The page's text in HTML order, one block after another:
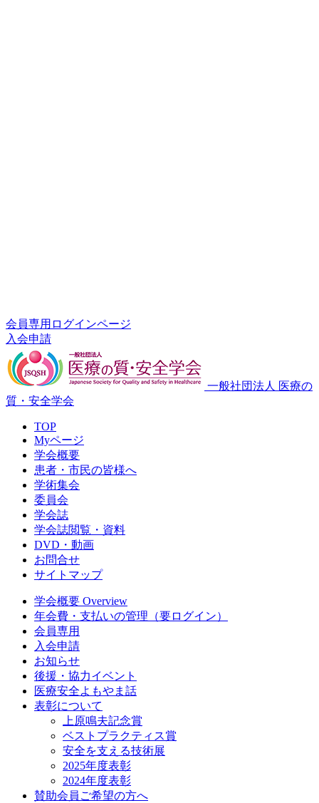
会員専用ログインページ
入会申請
一般社団法人 医療の
質・安全学会
TOP
Myページ
学会概要
患者・市民の皆様へ
学術集会
委員会
学会誌
学会誌閲覧・資料
DVD・動画
お問合せ
サイトマップ
学会概要 Overview
年会費・支払いの管理（要ログイン）
会員専用
入会申請
お知らせ
後援・協力イベント
医療安全よもやま話
表彰について
上原鳴夫記念賞
ベストプラクティス賞
安全を支える技術展
2025年度表彰
2024年度表彰
賛助会員ご希望の方へ